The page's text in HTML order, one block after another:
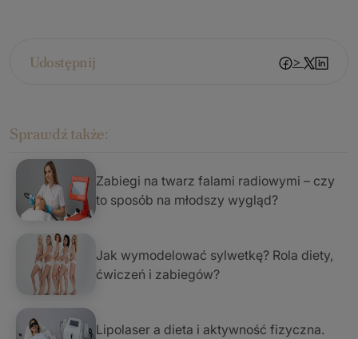
Udostępnij >
Sprawdź także:
Zabiegi na twarz falami radiowymi – czy
to sposób na młodszy wygląd?
Jak wymodelować sylwetkę? Rola diety,
ćwiczeń i zabiegów?
Lipolaser a dieta i aktywność fizyczna.